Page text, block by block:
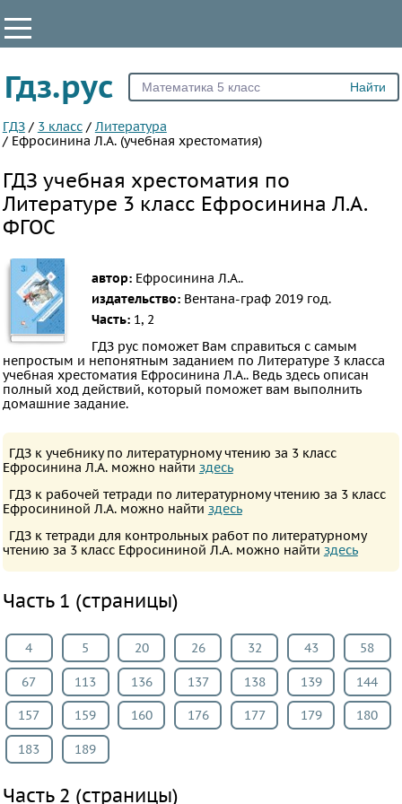
Все
1
2
3
4
5
11
ПРЕДМЕТЫ
предметы
Математика
Английский
язык
Русский
язык
язык
Белорусский
язык
Французский
язык
Музыка
Гдз.рус
ГДЗ / 3 класс / Литература
/ Ефросинина Л.А. (учебная хрестоматия)
ГДЗ учебная хрестоматия по
Литературе 3 класс Ефросинина Л.А.
ФГОС
автор: Ефросинина Л.А..
издательство: Вентана-граф2019 год.
Часть:1, 2
ГДЗ рус поможет Вам справиться с самым
непростым и непонятным заданием по Литературе 3 класса
учебная хрестоматия Ефросинина Л.А.. Ведь здесь описан
полный ход действий, который поможет вам выполнить
домашние задание.
ГДЗ к учебнику по литературному чтению за 3 класс
Ефросинина Л.А. можно найти здесь
ГДЗ к рабочей тетради по литературному чтению за 3 класс
Ефросининой Л.А. можно найти здесь
ГДЗ к тетради для контрольных работ по литературному
чтению за 3 класс Ефросининой Л.А. можно найти здесь
Часть 1 (страницы)
4 5 20 26 32 43 58
67 113 136 137 138 139 144
157 159 160 176 177 179 180
183 189
Часть 2 (страницы)